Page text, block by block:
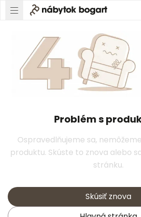
Problém s
Ospravedlňujeme sa,
produktu. Skúste to znova alebo
stránku.
Skúsiť znova